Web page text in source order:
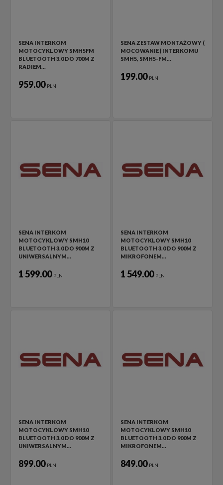
SENA INTERKOM
MOTOCYKLOWY SMH5FM
BLUETOOTH 3.0 DO 700M Z
RADIEM…
959.00 PLN
SENA ZESTAW MONTAŻOWY (
MOCOWANIE ) INTERKOMU
SMH5, SMH5-FM…
199.00 PLN
SENA INTERKOM
MOTOCYKLOWY SMH10
BLUETOOTH 3.0 DO 900M Z
UNIWERSALNYM…
1 599.00 PLN
SENA INTERKOM
MOTOCYKLOWY SMH10
BLUETOOTH 3.0 DO 900M Z
MIKROFONEM…
1 549.00 PLN
SENA INTERKOM
MOTOCYKLOWY SMH10
BLUETOOTH 3.0 DO 900M Z
UNIWERSALNYM…
899.00 PLN
SENA INTERKOM
MOTOCYKLOWY SMH10
BLUETOOTH 3.0 DO 900M Z
MIKROFONEM…
849.00 PLN